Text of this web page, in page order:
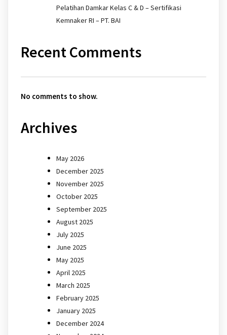
Pelatihan Damkar Kelas C & D – Sertifikasi
Kemnaker RI – PT. BAI
Recent Comments
No comments to show.
Archives
May 2026
December 2025
November 2025
October 2025
September 2025
August 2025
July 2025
June 2025
May 2025
April 2025
March 2025
February 2025
January 2025
December 2024